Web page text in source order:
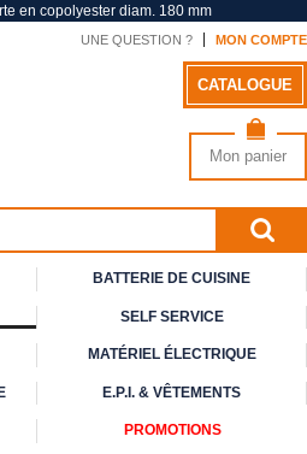
en copolyester diam. 180 mm
UNE QUESTION ? MON COMPTE
CATALOGUE
Mon panier
BATTERIE DE CUISINE
SELFSERVICE
MATÉRIEL ÉLECTRIQUE
E.P.I. & VÊTEMENTS
PROMOTIONS